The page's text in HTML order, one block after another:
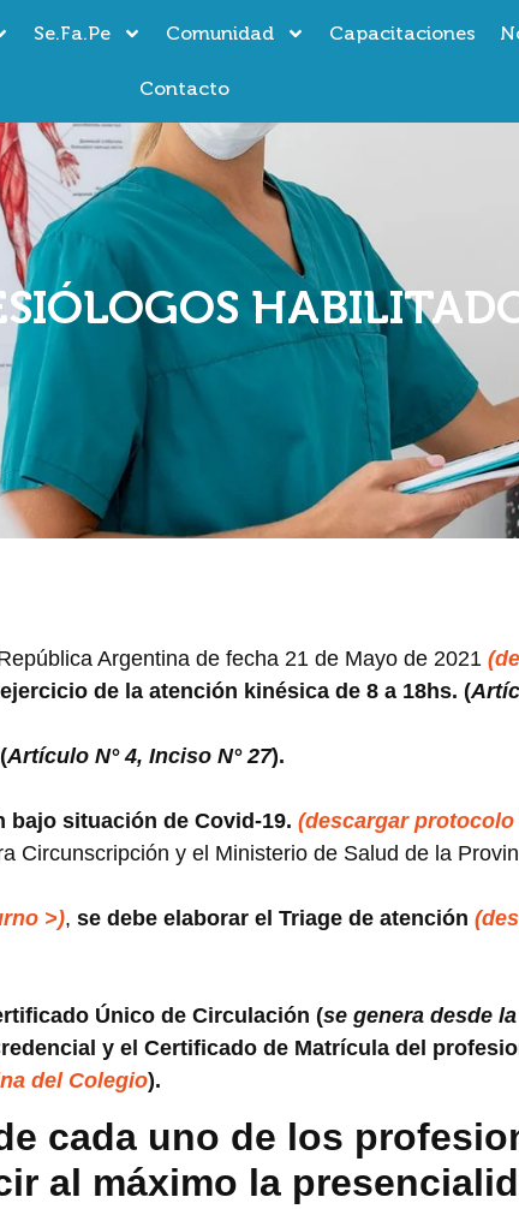
Se.Fa.Pe Comunidad Capacitaciones
Contacto
Argentina de fecha 21 de Mayo de 2021
de la atención kinésica de 8 a 18hs. (
Artículo N° 4, Inciso N° 27).
bajo situación de Covid-19. (descargar protocolo
Circunscripción y el Ministerio de Salud de la
>), se debe elaborar el Triage de atención
Único de Circulación (se genera desde
y el Certificado de Matrícula del
del Colegio).
cada uno de los
al máximo la